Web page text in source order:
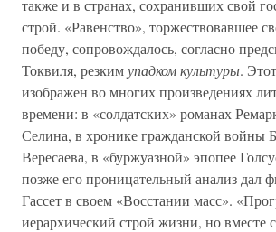
также и в странах, сохранивших свой
строй. «Равенство», торжествовавшее
победу, сопровождалось, согласно
Токвиля, резкимупадком культуры.
изображен во многих произведениях
времени: в «солдатских» романах
Селина, в хронике гражданской войны
Вересаева, в «буржуазной» эпопее
позже его проницательный анализ дал
Гассет в своем «Восстании масс».
иерархический строй жизни, но вместе